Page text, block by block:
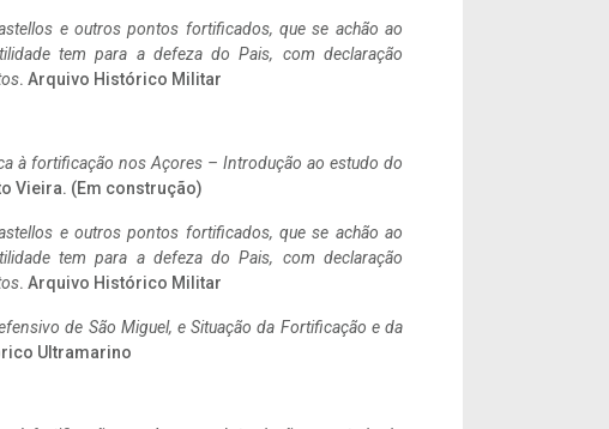
e outros pontos fortificados, que se achão ao
tem para a defeza do Pais, com declaração
. Arquivo Histórico Militar
à fortificação nos Açores – Introdução ao estudo do
Vieira. (Em construção)
e outros pontos fortificados, que se achão ao
tem para a defeza do Pais, com declaração
. Arquivo Histórico Militar
de São Miguel, e Situação da Fortificação e da
Ultramarino